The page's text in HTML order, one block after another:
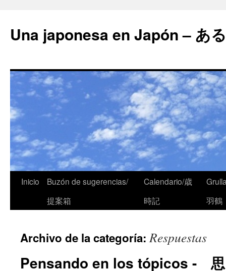
Una japonesa en Japón – あ
Inicio
Buzón de sugerencias/
提案箱
Calendario/歳
時記
羽鶴
Archivo de la categoría:Respuestas
Pensando en los tópicos - 思